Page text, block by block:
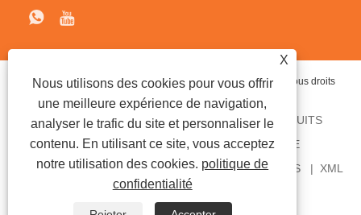
Copyright © 2020 Shenzhen iTrybrand Technology Co., Ltd Tous droits
réservés.
ACCUEIL À PROPOS DE NOUS
DES PRODUITS
NOUVELLES
ENVOYER UNE DEMANDE
CONTACTEZ-NOUS
LIENS SITEMAP RSS
XML
PRIVACY POLICY
X
Nous utilisons des cookies pour vous offrir
une meilleure expérience de navigation,
analyser le trafic du site et personnaliser le
contenu. En utilisant ce site, vous acceptez
notre utilisation des cookies. politique de
confidentialité